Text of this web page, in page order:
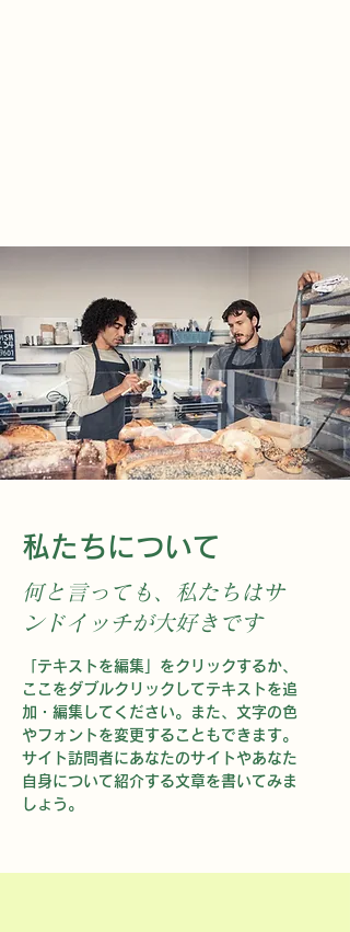
​私たちについて
何と言っても、私たちはサ
ンドイッチが大好きです
「テキストを編集」をクリックするか、
ここをダブルクリックしてテキストを追
加・編集してください。また、文字の色
やフォントを変更することもできます。
サイト訪問者にあなたのサイトやあなた
自身について紹介する文章を書いてみま
しょう。